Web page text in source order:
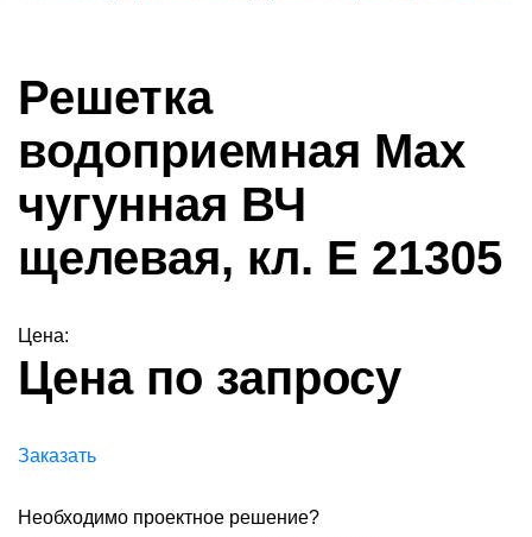
Решетка
водоприемная Max
чугунная ВЧ
щелевая, кл. Е 21305
Цена:
Цена по запросу
Заказать
Необходимо проектное решение?